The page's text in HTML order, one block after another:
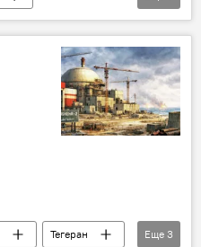
Соглашение
Ахмедхаджаев
Тегеран
Еще 3